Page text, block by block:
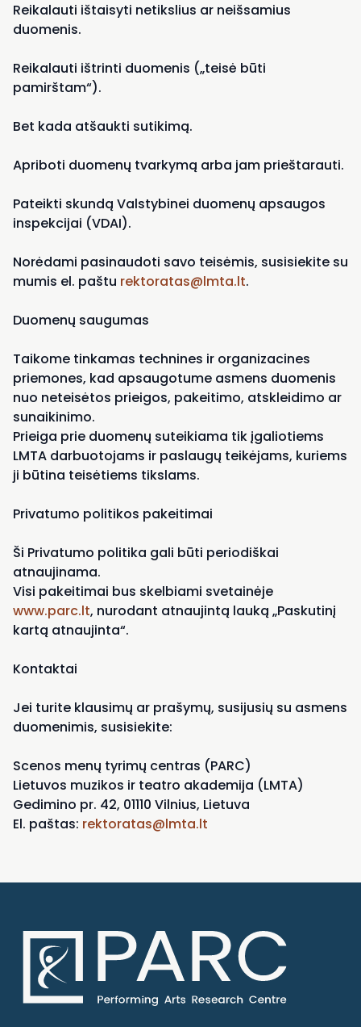
Reikalauti ištaisyti netikslius ar neišsamius
duomenis.
Reikalauti ištrinti duomenis („teisė būti
pamirštam“).
Bet kada atšaukti sutikimą.
Apriboti duomenų tvarkymą arba jam prieštarauti.
Pateikti skundą Valstybinei duomenų apsaugos
inspekcijai (VDAI).
Norėdami pasinaudoti savo teisėmis, susisiekite su
mumis el. paštu rektoratas@lmta.lt.
Duomenų saugumas
Taikome tinkamas technines ir organizacines
priemones, kad apsaugotume asmens duomenis
nuo neteisėtos prieigos, pakeitimo, atskleidimo ar
sunaikinimo.
Prieiga prie duomenų suteikiama tik įgaliotiems
LMTA darbuotojams ir paslaugų teikėjams, kuriems
ji būtina teisėtiems tikslams.
Privatumo politikos pakeitimai
Ši Privatumo politika gali būti periodiškai
atnaujinama.
Visi pakeitimai bus skelbiami svetainėje
www.parc.lt, nurodant atnaujintą lauką „Paskutinį
kartą atnaujinta“.
Kontaktai
Jei turite klausimų ar prašymų, susijusių su asmens
duomenimis, susisiekite:
Scenos menų tyrimų centras (PARC)
Lietuvos muzikos ir teatro akademija (LMTA)
Gedimino pr. 42, 01110 Vilnius, Lietuva
El. paštas: rektoratas@lmta.lt